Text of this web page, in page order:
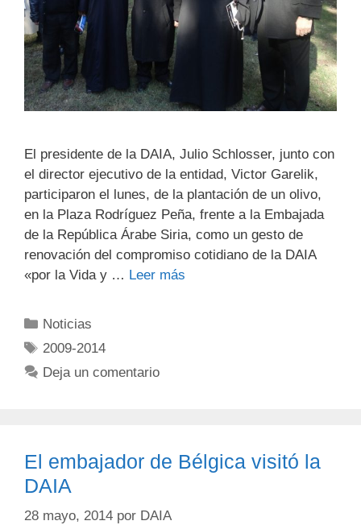
El presidente de la DAIA, Julio Schlosser, junto con
el director ejecutivo de la entidad, Victor Garelik,
participaron el lunes, de la plantación de un olivo,
en la Plaza Rodríguez Peña, frente a la Embajada
de la República Árabe Siria, como un gesto de
renovación del compromiso cotidiano de la DAIA
«por la Vida y … Leer más
Noticias
2009-2014
Deja un comentario
El embajador de Bélgica visitó la
DAIA
28 mayo, 2014 por DAIA